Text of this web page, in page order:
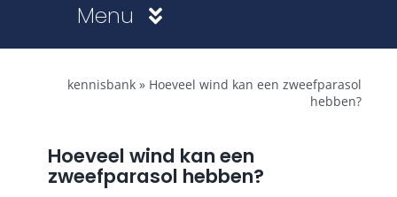
Menu
Stokparasols
kennisbank » Hoeveel wind kan een zweefparasol
hebben?
Hoeveel wind kan een
zweefparasol hebben?